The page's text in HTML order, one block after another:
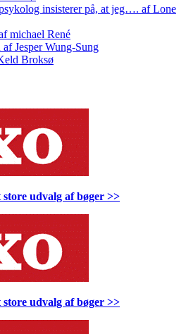
insisterer på, at jeg…. af Lone
michael René
Jesper Wung-Sung
Broksø
store udvalg af bøger >>
store udvalg af bøger >>